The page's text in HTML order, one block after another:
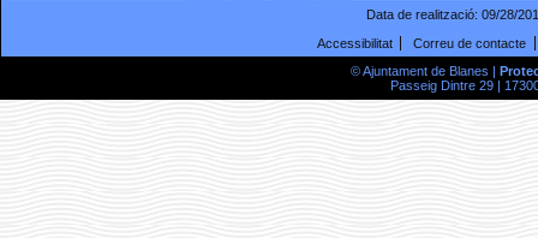
Data de realització: 09/28/
Accessibilitat
Correu de contacte
© Ajuntament de Blanes |
Passeig Dintre 29 |